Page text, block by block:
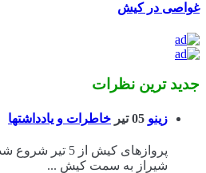
غواصی در کیش
جدید ترین نظرات
زینو 05 تیر خاطرات و یادداشتها
پروازهای کیش از
شیراز به سمت کیش ...